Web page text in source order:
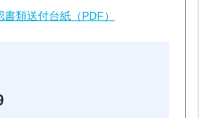
類送付台紙（PDF）